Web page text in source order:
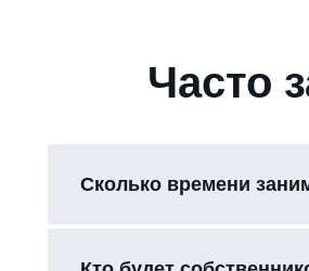
Часто
Сколько времени